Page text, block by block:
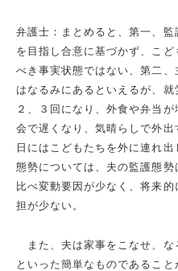
弁護士：まとめると、第一、
を目指し合意に基づかず、こ
べき事実状態ではない、第二
はなるみにあるといえるが、
２、３回になり、外食や弁当
会で遅くなり、気晴らしで外
日にはこどもたちを外に連れ
態勢については、夫の監護態
比べ変動要因が少なく、将来
担が少ない。
また、夫は家事をこなせ、な
といった簡単なものであるこ